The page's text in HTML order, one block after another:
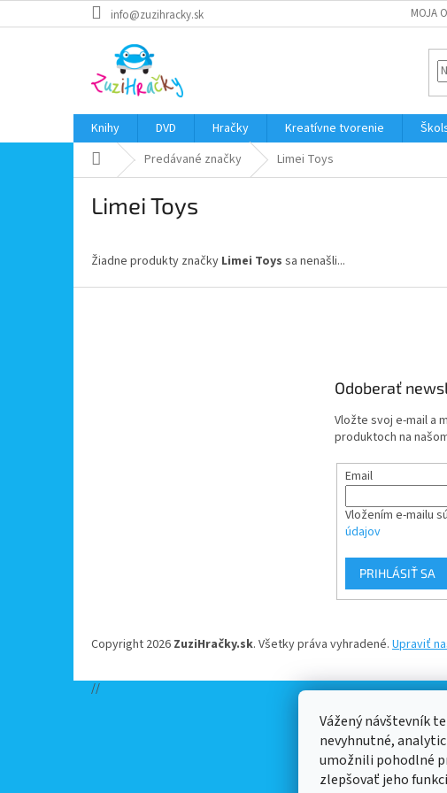
Vážený návštevník
nevyhnutné,
umožnili pohodlné
zlepšovať jeho
na
info@zuzihracky.sk MOJA
Knihy DVD Hračky Kreatívne tvorenie
DomovPredávané značky Limei Toys
Limei Toys
Žiadne produkty značky Limei Toys sa nenašli...
Odoberať
Vložte svoj e-mail a
produktoch na
Email
Vložením e-mailu
údajov
PRIHLÁSIŤ SA
Copyright 2026 ZuziHračky.sk. Všetky práva vyhradené. Upraviť
//